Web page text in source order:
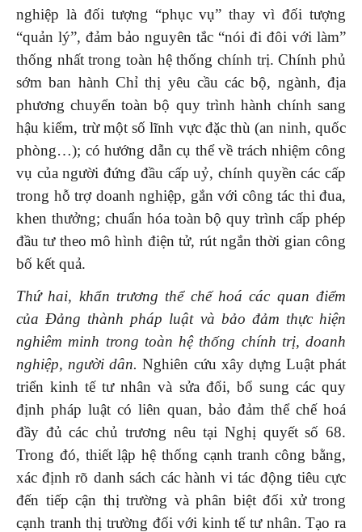
nghiệp là đối tượng “phục vụ” thay vì đối tượng
“quản lý”, đảm bảo nguyên tắc “nói đi đôi với làm”
thống nhất trong toàn hệ thống chính trị. Chính phủ
sớm ban hành Chỉ thị yêu cầu các bộ, ngành, địa
phương chuyển toàn bộ quy trình hành chính sang
hậu kiểm, trừ một số lĩnh vực đặc thù (an ninh, quốc
phòng…); có hướng dẫn cụ thể về trách nhiệm công
vụ của người đứng đầu cấp uỷ, chính quyền các cấp
trong hỗ trợ doanh nghiệp, gắn với công tác thi đua,
khen thưởng; chuẩn hóa toàn bộ quy trình cấp phép
đầu tư theo mô hình điện tử, rút ngắn thời gian công
bố kết quả.
Thứ hai, khẩn trương thể chế hoá các quan điểm
của Đảng thành pháp luật và bảo đảm thực hiện
nghiêm minh trong toàn hệ thống chính trị, doanh
nghiệp, người dân.Nghiên cứu xây dựng Luật phát
triển kinh tế tư nhân và sửa đổi, bổ sung các quy
định pháp luật có liên quan, bảo đảm thể chế hoá
đầy đủ các chủ trương nêu tại Nghị quyết số 68.
Trong đó, thiết lập hệ thống cạnh tranh công bằng,
xác định rõ danh sách các hành vi tác động tiêu cực
đến tiếp cận thị trường và phân biệt đối xử trong
cạnh tranh thị trường đối với kinh tế tư nhân. Tạo ra